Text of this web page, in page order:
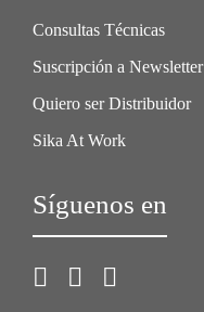
Consultas Técnicas
Suscripción a Newsletter
Quiero ser Distribuidor
Sika At Work
Síguenos en